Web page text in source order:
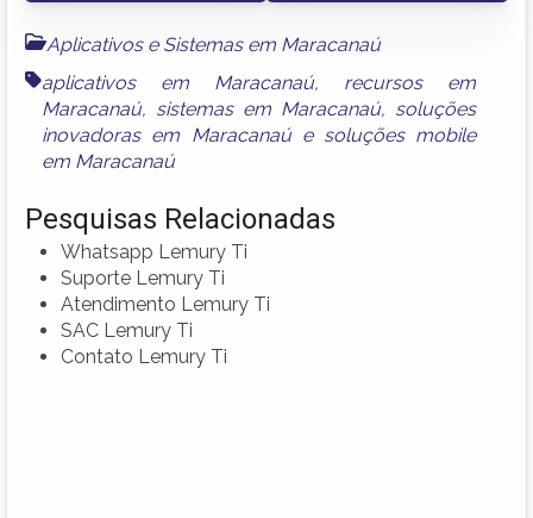
Aplicativos e Sistemas em Maracanaú
aplicativos em Maracanaú, recursos em
Maracanaú, sistemas em Maracanaú, soluções
inovadoras em Maracanaúe soluções mobile
em Maracanaú
Pesquisas Relacionadas
Whatsapp Lemury Ti
Suporte Lemury Ti
Atendimento Lemury Ti
SAC Lemury Ti
Contato Lemury Ti